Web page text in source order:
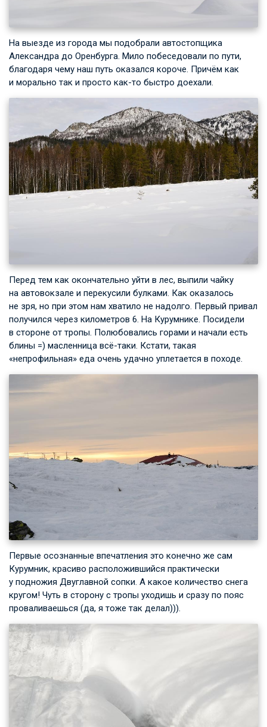
На выезде из города мы подобрали автостопщика
Александра до Оренбурга. Мило побеседовали по пути,
благодаря чему наш путь оказался короче. Причём как
и морально так и просто как-то быстро доехали.
Перед тем как окончательно уйти в лес, выпили чайку
на автовокзале и перекусили булками. Как оказалось
не зря, но при этом нам хватило не надолго. Первый привал
получился через километров 6. На Курумнике. Посидели
в стороне от тропы. Полюбовались горами и начали есть
блины =) масленница всё-таки. Кстати, такая
«непрофильная» еда очень удачно уплетается в походе.
Первые осознанные впечатления это конечно же сам
Курумник, красиво расположившийся практически
у подножия Двуглавной сопки. А какое количество снега
кругом! Чуть в сторону с тропы уходишь и сразу по пояс
проваливаешься (да, я тоже так делал))).